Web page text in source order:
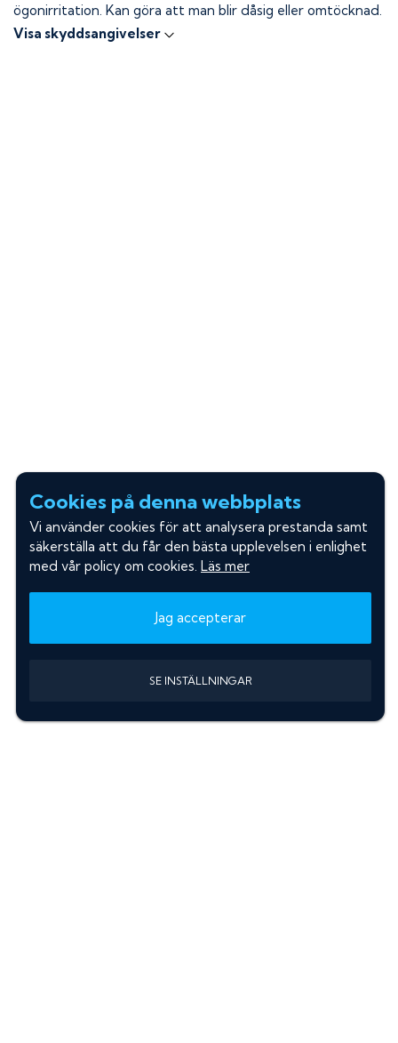
ögonirritation. Kan göra att man blir dåsig eller omtöcknad.
Visa skyddsangivelser
Cookies på denna webbplats
Vi använder cookies för att analysera prestanda samt
säkerställa att du får den bästa upplevelsen i enlighet
med vår policy om cookies. Läs mer
Jag accepterar
SE INSTÄLLNINGAR